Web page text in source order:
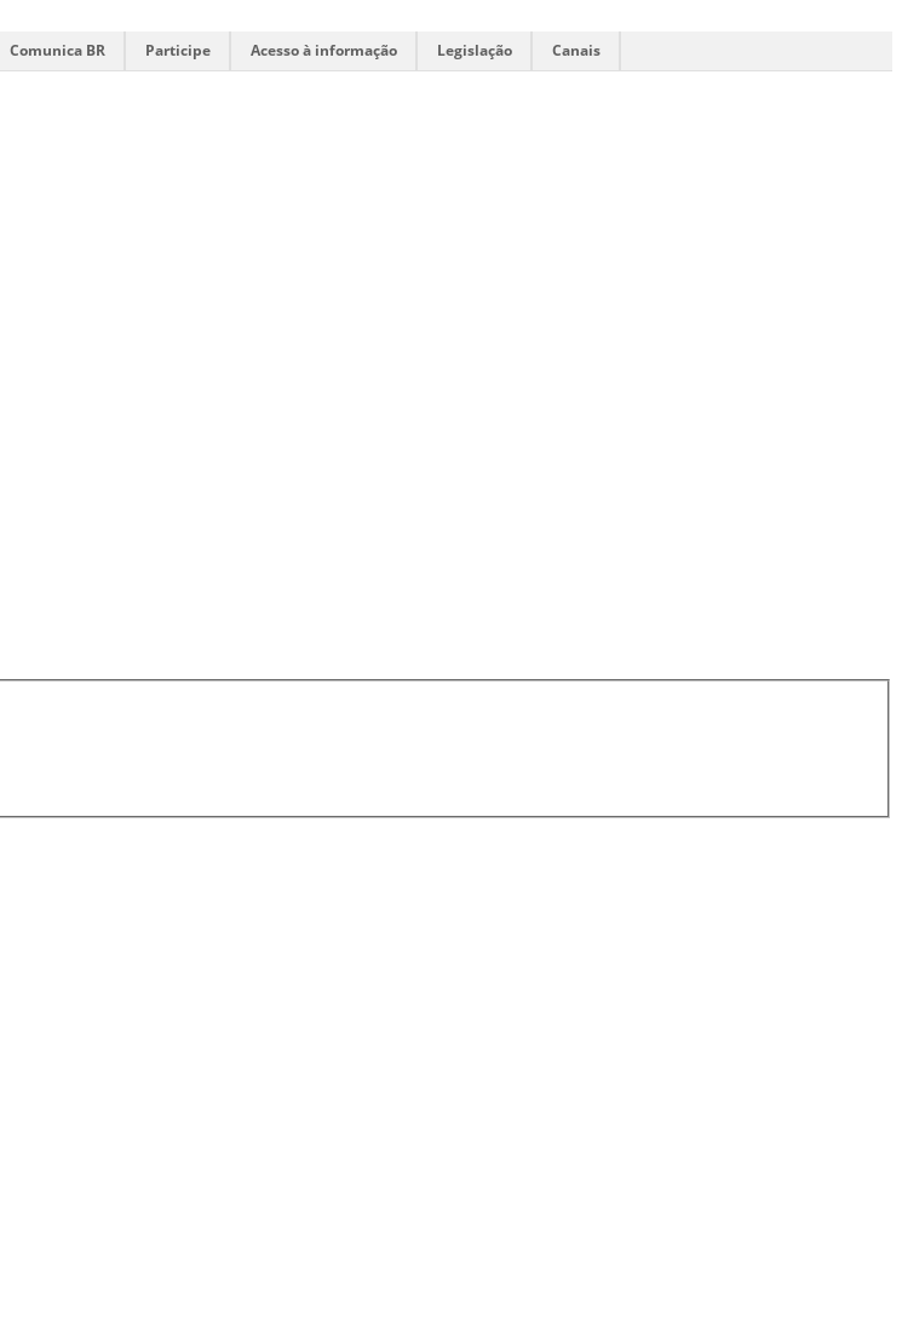
Comunica BR Participe Acesso à informação Legislação Canais